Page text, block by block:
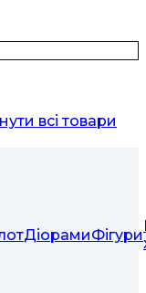
всі товари
ДіорамиФігури